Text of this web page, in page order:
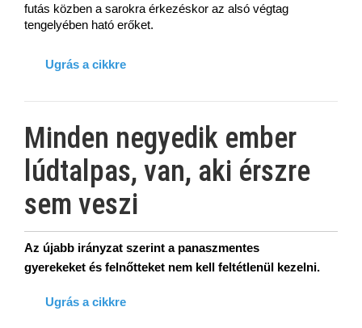
futás közben a sarokra érkezéskor az alsó végtag
tengelyében ható erőket.
Ugrás a cikkre
Minden negyedik ember
lúdtalpas, van, aki érszre
sem veszi
Az újabb irányzat szerint a panaszmentes
gyerekeket és felnőtteket nem kell feltétlenül kezelni.
Ugrás a cikkre